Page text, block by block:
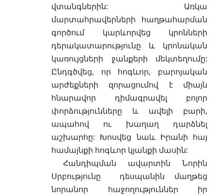
վտանգներին: Առկա
մարտահրավերների հաղթահարման
գործում կարևորվեց կրոնների
դերակատարությունը և կրոնական
կառույցների ջանքերի մեկտեղումը:
Ընդգծվեց, որ հոգևոր, բարոյական
արժեքների զորացումով է միայն
հնարավոր դիմագրավել բոլոր
փորձությունները և ավելի բարի,
ապահով ու խաղաղ դարձնել
աշխարհը: Խոսվեց նաև Իրանի հայ
համայնքի հոգևոր կյանքի մասին:
Հանդիպման ավարտին Նորին
Սրբությունը դեսպանին մաղթեց
նորանոր հաջողություններ իր